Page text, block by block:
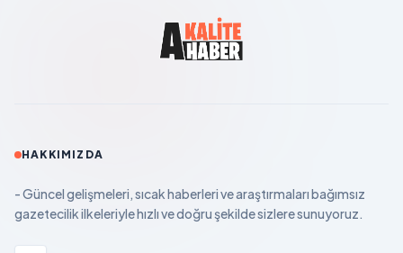
HAKKIMIZDA
- Güncel gelişmeleri, sıcak haberleri ve araştırmaları bağımsız
gazetecilik ilkeleriyle hızlı ve doğru şekilde sizlere sunuyoruz.